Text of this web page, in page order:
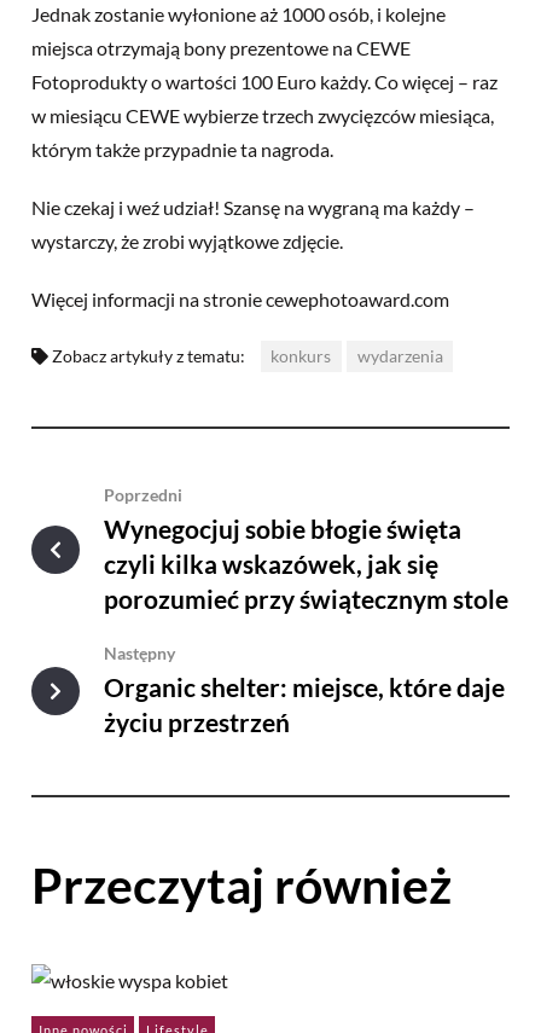
Jednak zostanie wyłonione aż 1000 osób, i kolejne
miejsca otrzymają bony prezentowe na CEWE
Fotoprodukty o wartości 100 Euro każdy. Co więcej – raz
w miesiącu CEWE wybierze trzech zwycięzców miesiąca,
którym także przypadnie ta nagroda.
Nie czekaj i weź udział! Szansę na wygraną ma każdy –
wystarczy, że zrobi wyjątkowe zdjęcie.
Więcej informacji na stronie cewephotoaward.com
Zobacz artykuły z tematu: konkurs wydarzenia
Poprzedni
Wynegocjuj sobie błogie święta
czyli kilka wskazówek, jak się
porozumieć przy świątecznym stole
Następny
Organic shelter: miejsce, które daje
życiu przestrzeń
Przeczytaj również
Inne nowości Lifestyle